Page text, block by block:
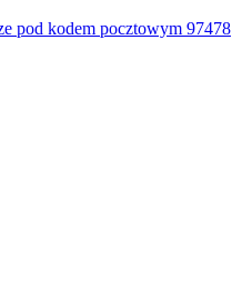
pod kodem pocztowym 97478